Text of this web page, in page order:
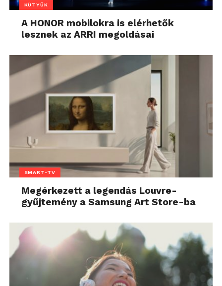
KÜTYÜK
A HONOR mobilokra is elérhetők
lesznek az ARRI megoldásai
SMART-TV
Megérkezett a legendás Louvre-
gyűjtemény a Samsung Art Store-ba